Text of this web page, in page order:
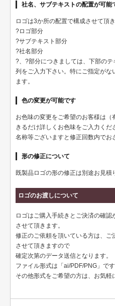
ロゴマーク販売
住宅
リフォーム
医療
介護福祉
健康
スポーツ
教育
士業
証券・金融
ＩＴ
不動産
美容・サロン
社名、サブテキストの配置が可能
ロゴは3か所の配置で構成させて頂き
?ロゴ部分
?サブテキスト部分
?社名部分
?、?部分につきましては、下部の
列をご入力下さい。特にご指定がな
ます。
色の変更が可能です
お色味の変更をご希望のお客様は
きるだけ詳しくお色味をご入力く
名称等ございますと修正回数内でお
形の修正について
既製品ロゴの形の修正は別途お見積
ロゴのお渡しについて
ロゴはご購入手続きとご決済の確
させて頂きます。
修正のご依頼を頂いている方は、
させて頂きますので
確定次第のデータ送信となります。
ファイル形式は「ai/PDF/PNG」です
その他形式をご希望の方は、お気軽